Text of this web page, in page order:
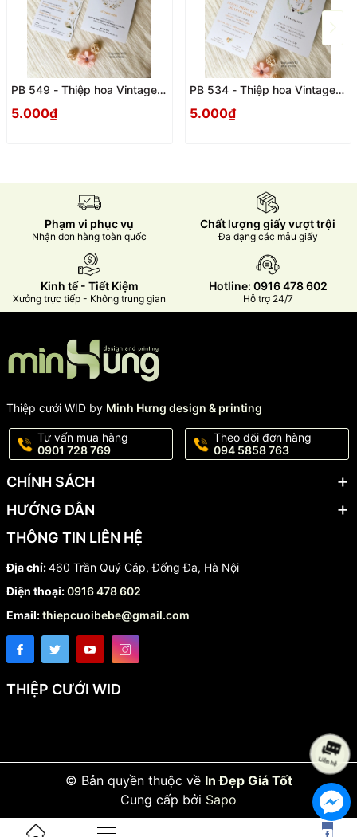
PB 549 - Thiệp hoa Vintage
5.000₫
PB 534 - Thiệp hoa Vintage
5.000₫
Phạm vi phục vụ
Nhận đơn hàng toàn quốc
Chất lượng giấy vượt trội
Đa dạng các mẫu giấy
Kinh tế - Tiết Kiệm
Xưởng trực tiếp - Không trung gian
Hotline: 0916 478 602
Hỗ trợ 24/7
Thiệp cưới WID by Minh Hưng design & printing
Tư vấn mua hàng
0901 728 769
Theo dõi đơn hàng
094 5858 763
CHÍNH SÁCH
HƯỚNG DẪN
THÔNG TIN LIÊN HỆ
Địa chỉ:460 Trần Quý Cáp, Đống Đa, Hà Nội
Điện thoại:0916 478 602
Email:thiepcuoibebe@gmail.com
THIỆP CƯỚI WID
© Bản quyền thuộc về In Đẹp Giá Tốt
Cung cấp bởi Sapo